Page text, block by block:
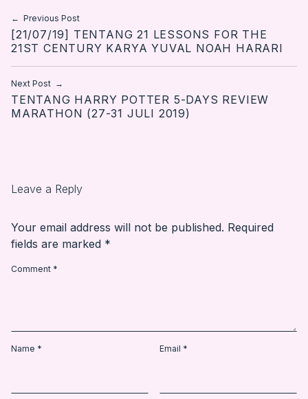
Post navigation
Previous Post
[21/07/19] TENTANG 21 LESSONS FOR THE
21ST CENTURY KARYA YUVAL NOAH HARARI
Next Post
TENTANG HARRY POTTER 5-DAYS REVIEW
MARATHON (27-31 JULI 2019)
Leave a Reply
Your email address will not be published. Required
fields are marked *
Comment *
Name * Email *